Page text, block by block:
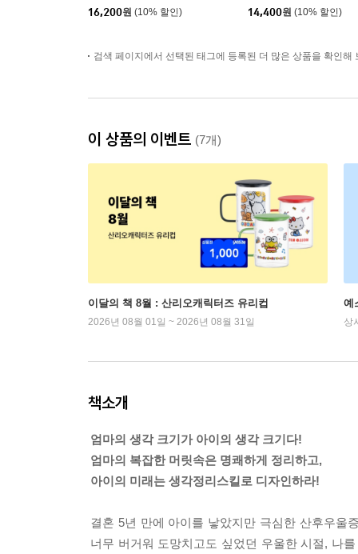
16,200원 (10% 할인)
14,400원 (10% 할인)
검색 페이지에서 선택된 태그에 등록된 더 많은 상품을 확인해
이 상품의 이벤트 (7개)
이달의 책 8월 : 산리오캐릭터즈 유리컵
2026년 08월 01일 ~ 2026년 08월 31일
예
상
책소개
엄마의 생각 크기가 아이의 생각 크기다!
엄마의 복잡한 머릿속은 명쾌하게 정리하고,
아이의 미래는 생각정리스킬로 디자인하라!
결혼 5년 만에 아이를 낳았지만 극심한 산후우
너무 버거워 도망치고도 싶었던 우울한 시절, 나